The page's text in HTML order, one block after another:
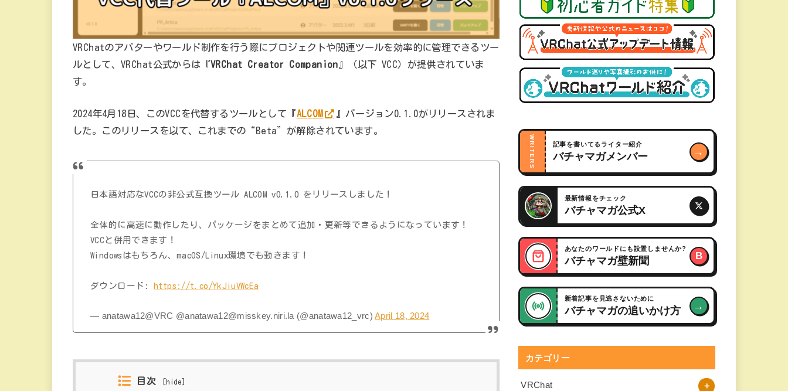
VRChatのアバターやワールド制作を行う際にプロジェクトや関連ツールを効率的に管理できるツー
ルとして、VRChat公式からは『VRChat Creator Companion 』（以下 VCC）が提供されていま
す。
2024年4月18日、このVCCを代替するツールとして『ALCOM
』バージョン0.1.0がリリースされま
した。このリリースを以て、これまでの“Beta”が解除されています。
日本語対応なVCCの非公式互換ツール ALCOM v0.1.0 をリリースしました！
全体的に高速に動作したり、パッケージをまとめて追加・更新等できるようになっています！
VCCと併用できます！
Windowsはもちろん、macOS/Linux環境でも動きます！
ダウンロード: https://t.co/YkJiuVWcEa
— anatawa12@VRC @anatawa12@misskey.niri.la (@anatawa12_vrc)April 18, 2024
目次 [ hide ]
WRITERS 記事を書いてるライター紹介
バチャマガメンバー →
最新情報をチェック
バチャマガ公式X
あなたのワールドにも設置しませんか?
バチャマガ壁新聞 B
新着記事を見逃さないために
バチャマガの追いかけ方 →
カテゴリー
VRChat